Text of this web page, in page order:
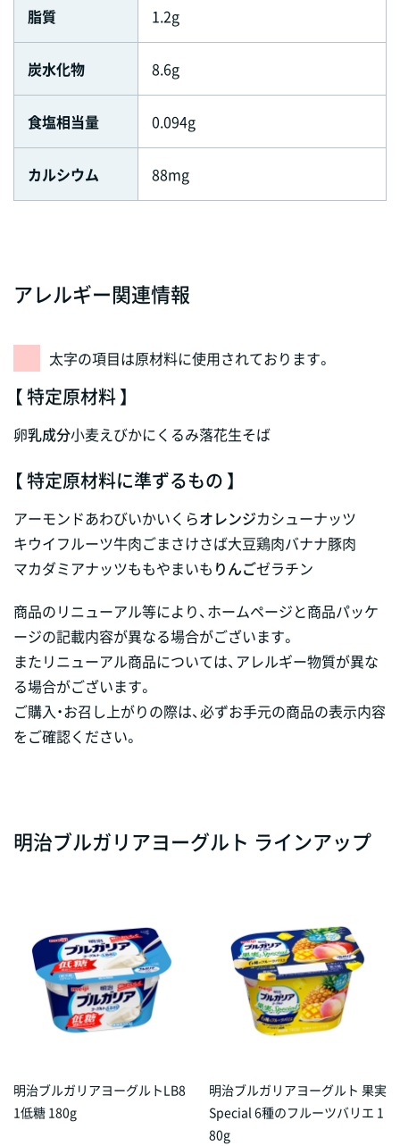
脂質 1.2g
炭水化物 8.6g
食塩相当量 0.094g
カルシウム 88mg
アレルギー関連情報
太字の項目は原材料に使用されております。
【 特定原材料 】
卵乳成分小麦えびかにくるみ落花生そば
【 特定原材料に準ずるもの 】
アーモンドあわびいかいくらオレンジカシューナッツ
キウイフルーツ牛肉ごまさけさば大豆鶏肉バナナ豚肉
マカダミアナッツももやまいも りんごゼラチン
商品のリニューアル等により、ホームページと商品パッケ
ージの記載内容が異なる場合がございます。
またリニューアル商品については、アレルギー物質が異な
る場合がございます。
ご購入・お召し上がりの際は、必ずお手元の商品の表示内容
をご確認ください。
明治ブルガリアヨーグルト ラインアップ
明治ブルガリアヨーグルトLB8
1低糖 180g
明治ブルガリアヨーグルト 果実
Special 6種のフルーツバリエ 1
80g